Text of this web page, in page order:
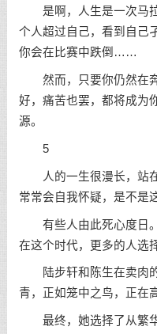
是啊，人生是一次马拉
个人超过自己，看到自己
你会在比赛中跌倒……
然而，只要你仍然在奔
好，痛苦也罢，都将成为
源。
5
人的一生很漫长，站在
常常会自我怀疑，是不是
有些人由此死心度日。
在这个时代，更多的人选
陆步轩和陈生在卖肉的
青，正如笼中之鸟，正在
最终，她选择了从繁